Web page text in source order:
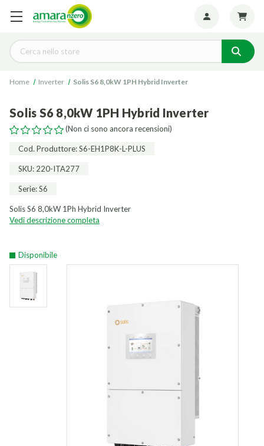
Cerca
Home Inverter Solis S6 8,0kW 1PH Hybrid Inverter
Solis S6 8,0kW 1PH Hybrid Inverter
(Non ci sono ancora recensioni)
Cod. Produttore: S6-EH1P8K-L-PLUS
SKU: 220-ITA277
Serie: S6
Solis S6 8,0kW 1Ph Hybrid Inverter
Vedi descrizione completa
Disponibile